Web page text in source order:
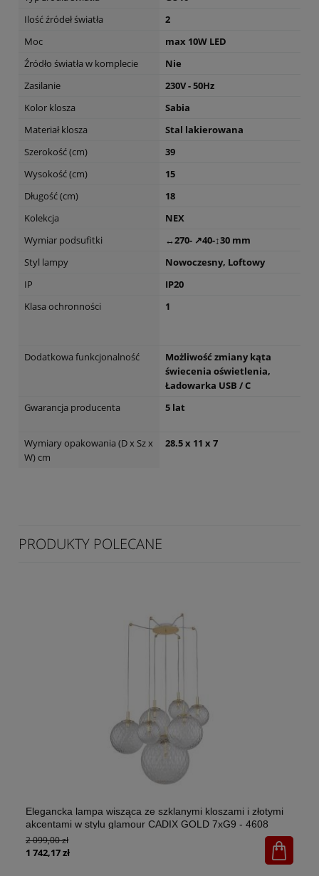
Ilość źródeł światła
2
Moc
max 10W LED
Źródło światła w komplecie
Nie
Zasilanie
230V - 50Hz
Kolor klosza
Sabia
Materiał klosza
Stal lakierowana
Szerokość (cm)
39
Wysokość (cm)
15
Długość (cm)
18
Kolekcja
NEX
Wymiar podsufitki
↔270- ↗40-↕30 mm
Styl lampy
Nowoczesny, Loftowy
IP
IP20
Klasa ochronności
1
Dodatkowa funkcjonalność
Możliwość zmiany kąta
świecenia oświetlenia,
Ładowarka USB / C
Gwarancja producenta
5 lat
Wymiary opakowania (D x Sz x
W) cm
28.5 x 11 x 7
PRODUKTY POLECANE
Elegancka lampa wisząca ze szklanymi kloszami i złotymi
akcentami w stylu glamour CADIX GOLD 7xG9 - 4608
2 099,00 zł
1 742,17 zł